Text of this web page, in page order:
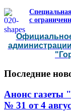
с
Последние
Анонс
№ 31 от 4